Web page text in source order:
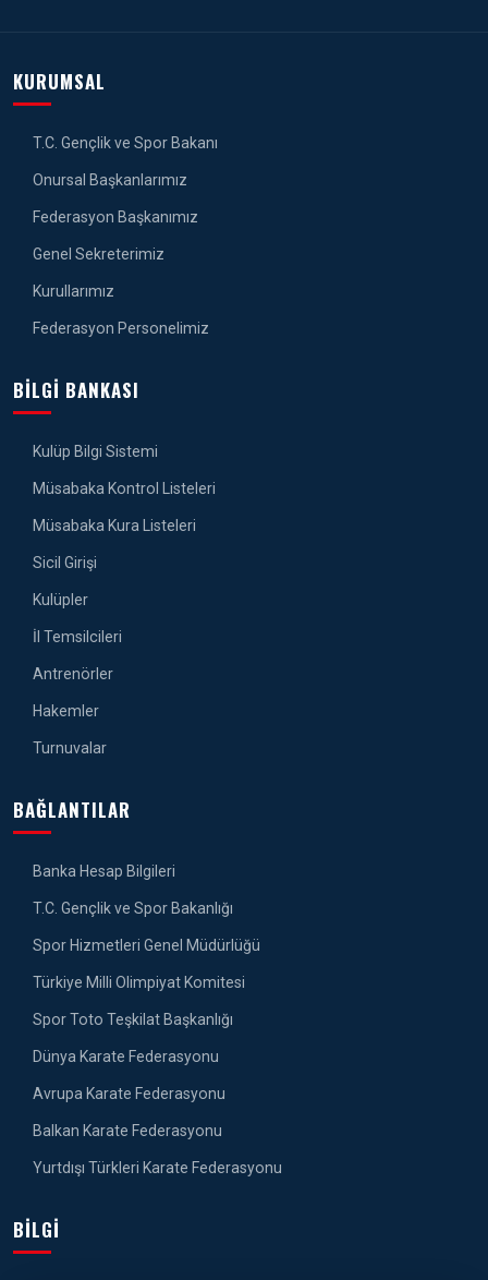
KURUMSAL
T.C. Gençlik ve Spor Bakanı
Onursal Başkanlarımız
Federasyon Başkanımız
Genel Sekreterimiz
Kurullarımız
Federasyon Personelimiz
BILGI BANKASI
Kulüp Bilgi Sistemi
Müsabaka Kontrol Listeleri
Müsabaka Kura Listeleri
Sicil Girişi
Kulüpler
İl Temsilcileri
Antrenörler
Hakemler
Turnuvalar
BAĞLANTILAR
Banka Hesap Bilgileri
T.C. Gençlik ve Spor Bakanlığı
Spor Hizmetleri Genel Müdürlüğü
Türkiye Milli Olimpiyat Komitesi
Spor Toto Teşkilat Başkanlığı
Dünya Karate Federasyonu
Avrupa Karate Federasyonu
Balkan Karate Federasyonu
Yurtdışı Türkleri Karate Federasyonu
BILGI